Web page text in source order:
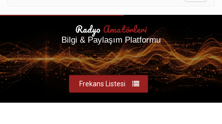
Radyo Amatörleri
Bilgi & Paylaşım Platformu
Frekans Listesi